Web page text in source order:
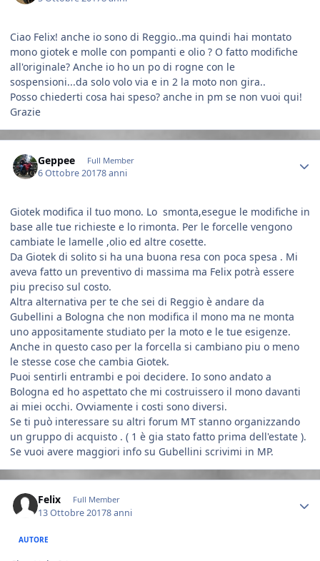
Ciao Felix! anche io sono di Reggio..ma quindi hai montato
mono giotek e molle con pompanti e olio ? O fatto modifiche
all'originale? Anche io ho un po di rogne con le
sospensioni...da solo volo via e in 2 la moto non gira..
Posso chiederti cosa hai speso? anche in pm se non vuoi qui!
Grazie
Geppee Full Member
6 Ottobre 20178 anni
Giotek modifica il tuo mono. Lo smonta,esegue le modifiche in
base alle tue richieste e lo rimonta. Per le forcelle vengono
cambiate le lamelle ,olio ed altre cosette.
Da Giotek di solito si ha una buona resa con poca spesa . Mi
aveva fatto un preventivo di massima ma Felix potrà essere
piu preciso sul costo.
Altra alternativa per te che sei di Reggio è andare da
Gubellini a Bologna che non modifica il mono ma ne monta
uno appositamente studiato per la moto e le tue esigenze.
Anche in questo caso per la forcella si cambiano piu o meno
le stesse cose che cambia Giotek.
Puoi sentirli entrambi e poi decidere. Io sono andato a
Bologna ed ho aspettato che mi costruissero il mono davanti
ai miei occhi. Ovviamente i costi sono diversi.
Se ti può interessare su altri forum MT stanno organizzando
un gruppo di acquisto . ( 1 è gia stato fatto prima dell'estate ).
Se vuoi avere maggiori info su Gubellini scrivimi in MP.
Felix Full Member
13 Ottobre 20178 anni
AUTORE